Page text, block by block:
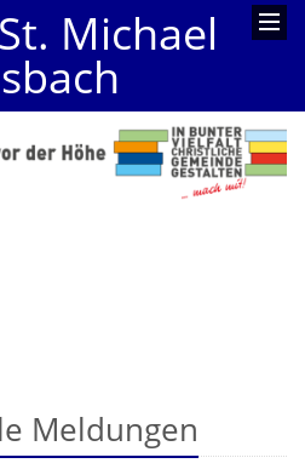
Michael
Meldungen